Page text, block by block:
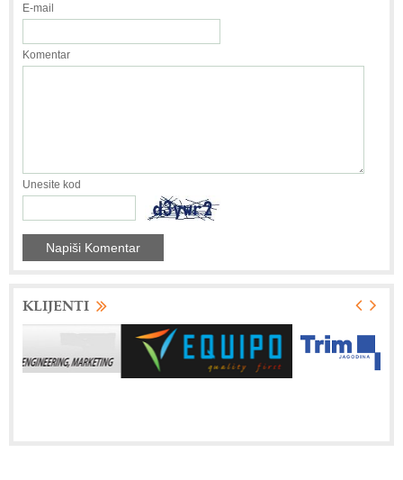
E-mail
Komentar
Unesite kod
KLIJENTI